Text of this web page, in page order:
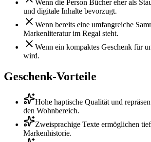
Wenn die Person Bücher eher als
und digitale Inhalte bevorzugt.
Wenn bereits eine umfangreiche
Markenliteratur im Regal steht.
Wenn ein kompaktes Geschenk für
wird.
Geschenk-Vorteile
Hohe haptische Qualität und
den Wohnbereich.
Zweisprachige Texte ermöglichen
Markenhistorie.